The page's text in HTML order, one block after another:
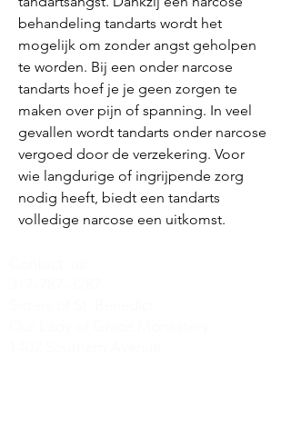
behandeling tandarts wordt het
mogelijk om zonder angst geholpen
te worden. Bij een onder narcose
tandarts hoef je je geen zorgen te
maken over pijn of spanning. In veel
gevallen wordt tandarts onder narcose
vergoed door de verzekering. Voor
wie langdurige of ingrijpende zorg
nodig heeft, biedt een tandarts
volledige narcose een uitkomst.